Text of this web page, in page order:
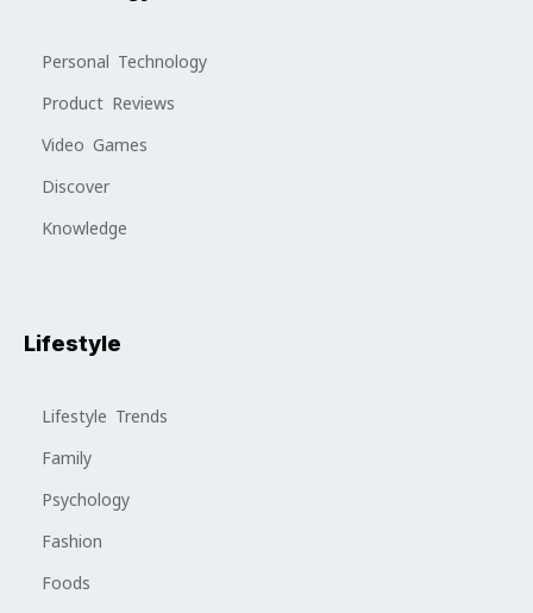
Personal Technology
Product Reviews
Video Games
Discover
Knowledge
Lifestyle
Lifestyle Trends
Family
Psychology
Fashion
Foods